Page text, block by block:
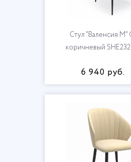
Стул "Валенсия М"
коричневый
6 940 руб.